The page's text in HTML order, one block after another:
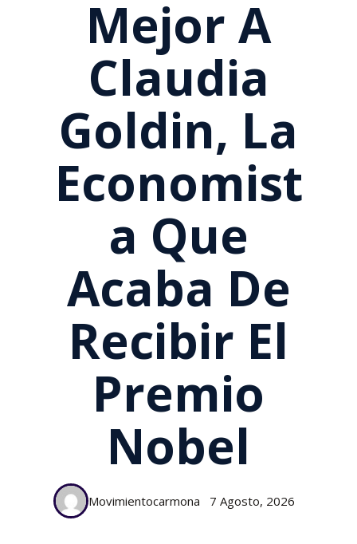
Mejor A
Claudia
Goldin, La
Economist
A Que
Acaba De
Recibir El
Premio
Nobel
Movimientocarmona 7 Agosto, 2026